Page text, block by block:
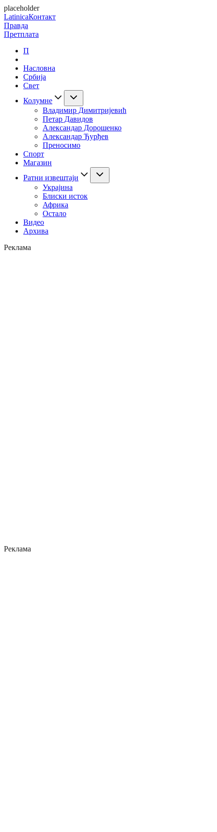
placeholder
LatinicaКонтакт
Правда
Претплата
П
Насловна
Србија
Свет
Колумне
Владимир Димитријевић
Петар Давидов
Александар Дорошенко
Александар Ђурђев
Преносимо
Спорт
Магазин
Ратни извештаји
Украјина
Блиски исток
Африка
Остало
Видео
Архива
Реклама
Реклама